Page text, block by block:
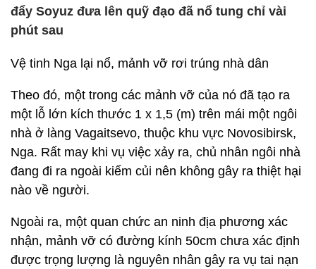
đẩy Soyuz đưa lên quỹ đạo đã nổ tung chỉ vài
phút sau
Vệ tinh Nga lại nổ, mảnh vỡ rơi trúng nhà dân
Theo đó, một trong các mảnh vỡ của nó đã tạo ra
một lỗ lớn kích thước 1 x 1,5 (m) trên mái một ngôi
nhà ở làng Vagaitsevo, thuộc khu vực Novosibirsk,
Nga. Rất may khi vụ việc xảy ra, chủ nhân ngôi nhà
đang đi ra ngoài kiếm củi nên không gây ra thiệt hại
nào về người.
Ngoài ra, một quan chức an ninh địa phương xác
nhận, mảnh vỡ có đường kính 50cm chưa xác định
được trọng lượng là nguyên nhân gây ra vụ tai nạn